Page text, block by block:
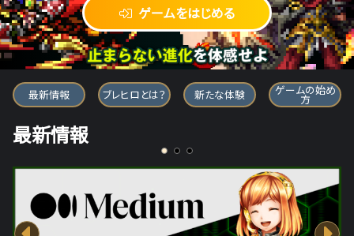
ゲームをはじめる
ブレイブ フロンティア ヒーローズ
最新情報 ブレヒロとは？ 新たな体験 ゲームの始め
方
最新情報